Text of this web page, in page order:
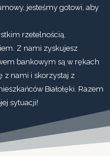
jesteśmy gotowi, aby
rzetelnością,
Z nami zyskujesz
bankowym są w rękach
z nami i skorzystaj z
Białołęki. Razem
sytuacji!